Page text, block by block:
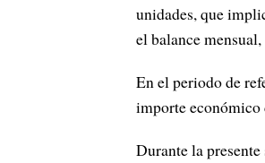
unidades, que
el balance
En el periodo de
importe económico
Durante la